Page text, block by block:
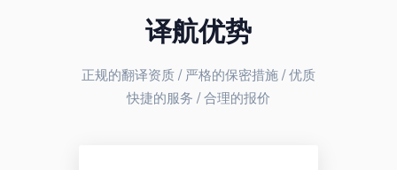
译航优势
正规的翻译资质 / 严格的保密措施 / 优质
快捷的服务 / 合理的报价